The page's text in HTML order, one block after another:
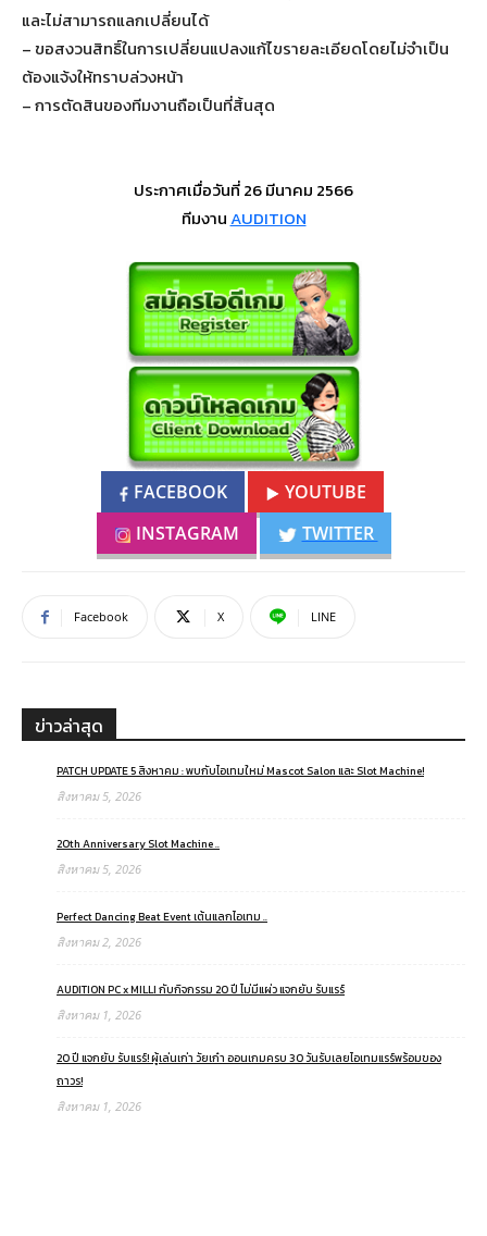
และไม่สามารถแลกเปลี่ยนได้
– ขอสงวนสิทธิ์ในการเปลี่ยนแปลงแก้ไขรายละเอียดโดยไม่จำเป็น
ต้องแจ้งให้ทราบล่วงหน้า
– การตัดสินของทีมงานถือเป็นที่สิ้นสุด
ประกาศเมื่อวันที่ 26 มีนาคม 2566
ทีมงานAUDITION
FACEBOOK
YOUTUBE
INSTAGRAM
TWITTER
Facebook X LINE
ข่าวล่าสุด
PATCH UPDATE 5 สิงหาคม : พบกับไอเทมใหม่ Mascot Salon และ Slot Machine!
สิงหาคม 5, 2026
20th Anniversary Slot Machine ..
สิงหาคม 5, 2026
Perfect Dancing Beat Event เต้นแลกไอเทม ..
สิงหาคม 2, 2026
AUDITION PC x MILLI กับกิจกรรม 20 ปี ไม่มีแผ่ว แจกยับ รับแรร์
สิงหาคม 1, 2026
20 ปี แจกยับ รับแรร์! ผู้เล่นเก่า วัยเก๋า ออนเกมครบ 30 วันรับเลยไอเทมแรร์พร้อมของ
ถาวร!
สิงหาคม 1, 2026